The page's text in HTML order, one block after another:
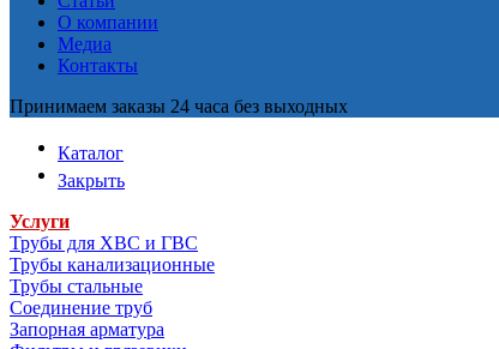
О компании
Медиа
Контакты
Принимаем заказы 24 часа без выходных
Каталог
Закрыть
Услуги
Трубы для ХВС и ГВС
Трубы канализационные
Трубы стальные
Соединение труб
Запорная арматура